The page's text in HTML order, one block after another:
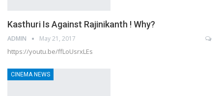
Kasthuri Is Against Rajinikanth ! Why?
ADMIN May 21, 2017
https://youtu.be/ffLoUsrxLEs
CINEMA NEWS